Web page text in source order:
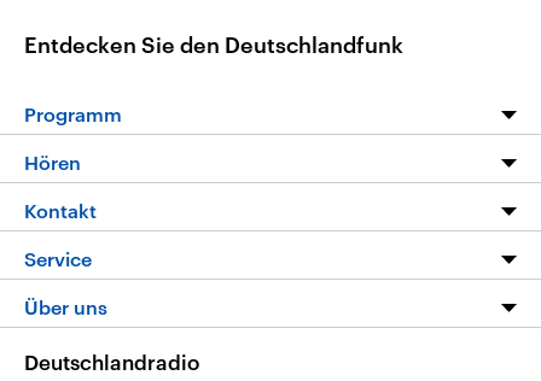
Entdecken Sie den Deutschlandfunk
Programm
Programm
Die Nachrichten
Nachrichtenleicht
Neue Beiträge auf dlf.de
Hören
Livestream
Podcasts
Deutschlandfunk App
Nachrichten App
Kontakt
Hörerservice
Service
FAQ
Über uns
Deutschlandradio